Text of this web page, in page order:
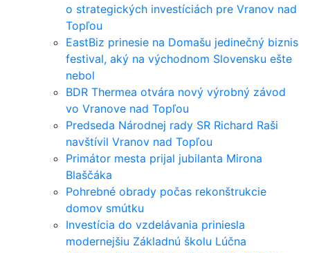
o strategických investíciách pre Vranov nad
Topľou
EastBiz prinesie na Domašu jedinečný biznis
festival, aký na východnom Slovensku ešte
nebol
BDR Thermea otvára nový výrobný závod
vo Vranove nad Topľou
Predseda Národnej rady SR Richard Raši
navštívil Vranov nad Topľou
Primátor mesta prijal jubilanta Mirona
Blaščáka
Pohrebné obrady počas rekonštrukcie
domov smútku
Investícia do vzdelávania priniesla
modernejšiu Základnú školu Lúčna